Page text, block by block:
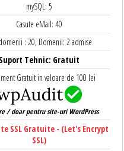
mySQL: 5
Casute eMail: 40
: 20, Domenii: 2 admise
Suport Tehnic: Gratuit
Gratuit in valoare de 100 lei
/ doar pentru site-uri WordPress
SSL Gratuite - (Let's Encrypt
SSL)